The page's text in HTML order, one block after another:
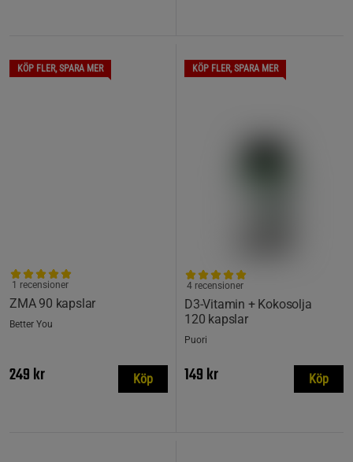
KÖP FLER, SPARA MER
ZMA 90 kapslar
1 recensioner
Better You
249 kr Köp
KÖP FLER, SPARA MER
D3-Vitamin + Kokosolja
120 kapslar
4 recensioner
Puori
149 kr Köp